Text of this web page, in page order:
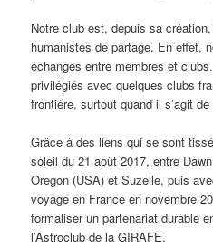
Notre club est, depuis sa
humanistes de partage. En effet,
échanges entre membres et
privilégiés avec quelques clubs
frontière, surtout quand il s’agit
Grâce à des liens qui se sont
soleil du 21 août 2017, entre
Oregon (USA) et Suzelle, puis
voyage en France en novembre
formaliser un partenariat durable
l’Astroclub de la GIRAFE.